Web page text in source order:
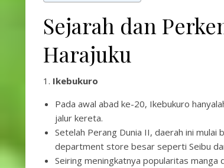
Sejarah dan
Harajuku
1. Ikebukuro
Pada awal abad ke-20, Ikebukuro
jalur kereta.
Setelah Perang Dunia II, daerah ini
department store besar seperti Seibu
Seiring meningkatnya popularitas